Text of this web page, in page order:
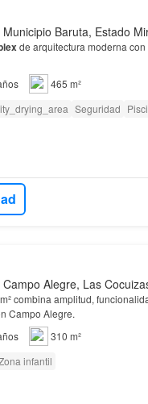
Baruta, Estado
de arquitectura moderna
465 m²
Seguridad
Alegre, Las
combina amplitud,
Campo Alegre.
310 m²
infantil